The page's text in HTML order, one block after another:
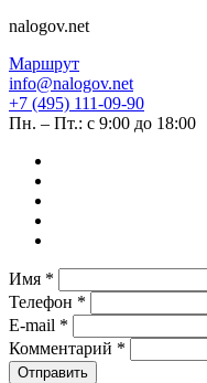
nalogov.net
Маршрут
info@nalogov.net
+7 (495) 111-09-90
Пн. – Пт.: с 9:00 до 18:00
Имя *
Телефон *
E-mail *
Комментарий *
Отправить